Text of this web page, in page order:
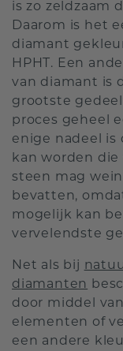
is zo zeldzaam
Daarom is het
diamant
HPHT. Een
van diamant is
grootste
proces geheel
enige nadeel
kan worden die
steen mag
bevatten,
mogelijk kan
vervelendste
Net als bij
diamanten
door middel
elementen of
een andere